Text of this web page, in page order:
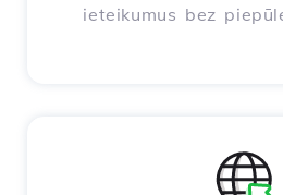
ieteikumus bez